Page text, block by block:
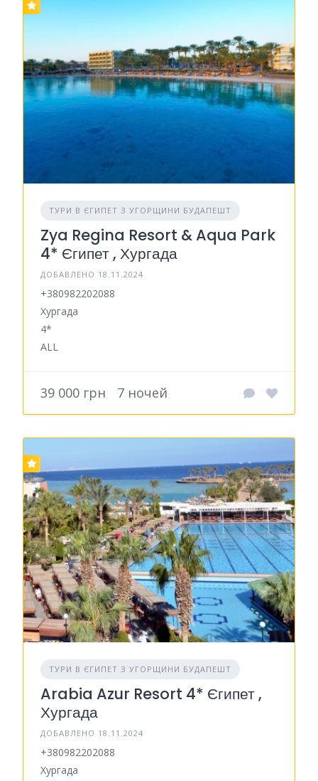
ТУРИ В ЄГИПЕТ З УГОРЩИНИ БУДАПЕШТ
Zya Regina Resort & Aqua Park
4* Єгипет , Хургада
ДОБАВЛЕНО 18.11.2024
+380982202088
Хургада
4*
ALL
39 000 грн 7 ночей
ТУРИ В ЄГИПЕТ З УГОРЩИНИ БУДАПЕШТ
Arabia Azur Resort 4* Єгипет ,
Хургада
ДОБАВЛЕНО 18.11.2024
+380982202088
Хургада